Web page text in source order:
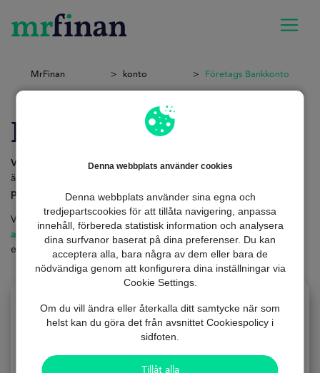
Denna webbplats använder cookies
Denna webbplats använder sina egna och
tredjepartscookies för att tillåta navigering, anpassa
innehåll, förbereda statistisk information och analysera
dina surfvanor baserat på dina preferenser. Du kan
acceptera alla, bara några av dem eller bara de
nödvändiga genom att konfigurera dina inställningar via
Cookie Settings.
Om du vill ändra eller återkalla ditt samtycke när som
helst kan du göra det från avsnittet Cookiespolicy i
sidfoten.
Tillåt alla
MrFinan konto Företags Bankkonto
Företags Bankkonto
Vill du öppna ett företagskonto?Att öppna ett
är avgörande för att hantera ditt företags
professionelltoch effektivtsätt.
Via MrFinankan du upptäcka de
bästa personliga
alternativen
för att öppna ett företagskonto
som är anpassat
efter dina behov på ett
snabbt och säkert sätt.